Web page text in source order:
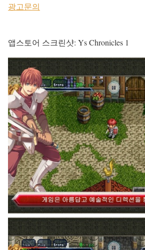
광고문의
앱스토어 스크린샷: Ys Chronicles 1